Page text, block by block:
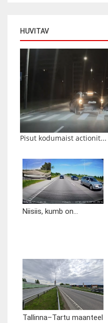
HUVITAV
Pisut kodumaist actionit...
Niisiis, kumb on...
Tallinna–Tartu maanteel